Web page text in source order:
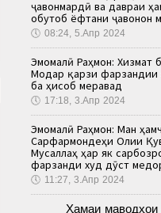
ҷавонмардӣ ва давраи
обутоб ёфтани ҷавонон
🕔 08:24, 5.Апр 2024
Эмомалӣ Раҳмон: Хизмат
Модар қарзи фарзандии
ба ҳисоб меравад
🕔 17:18, 3.Апр 2024
Эмомалӣ Раҳмон: Ман
Сарфармондеҳи Олии
Мусаллаҳ ҳар як
фарзанди худ дӯст
🕔 11:27, 3.Апр 2024
Ҳамаи